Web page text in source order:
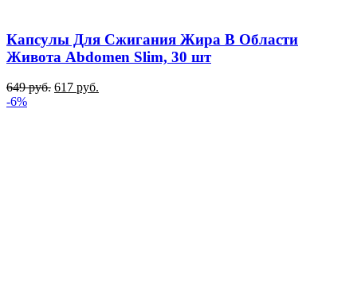
Капсулы Для Сжигания Жира В Области
Живота Abdomen Slim, 30 шт
649руб. 617 руб.
-6%